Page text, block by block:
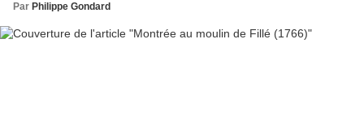
Par Philippe Gondard